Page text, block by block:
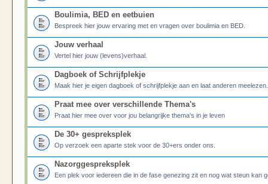
Boulimia, BED en eetbuien
Bespreek hier jouw ervaring met en vragen over boulimia en BED.
Jouw verhaal
Vertel hier jouw (levens)verhaal.
Dagboek of Schrijfplekje
Maak hier je eigen dagboek of schrijfplekje aan en laat anderen meelezen.
Praat mee over verschillende Thema's
Praat hier mee over voor jou belangrijke thema's in je leven
De 30+ gespreksplek
Op verzoek een aparte stek voor de 30+ers onder ons.
Nazorggespreksplek
Een plek voor iedereen die in de fase genezing zit en nog wat steun kan